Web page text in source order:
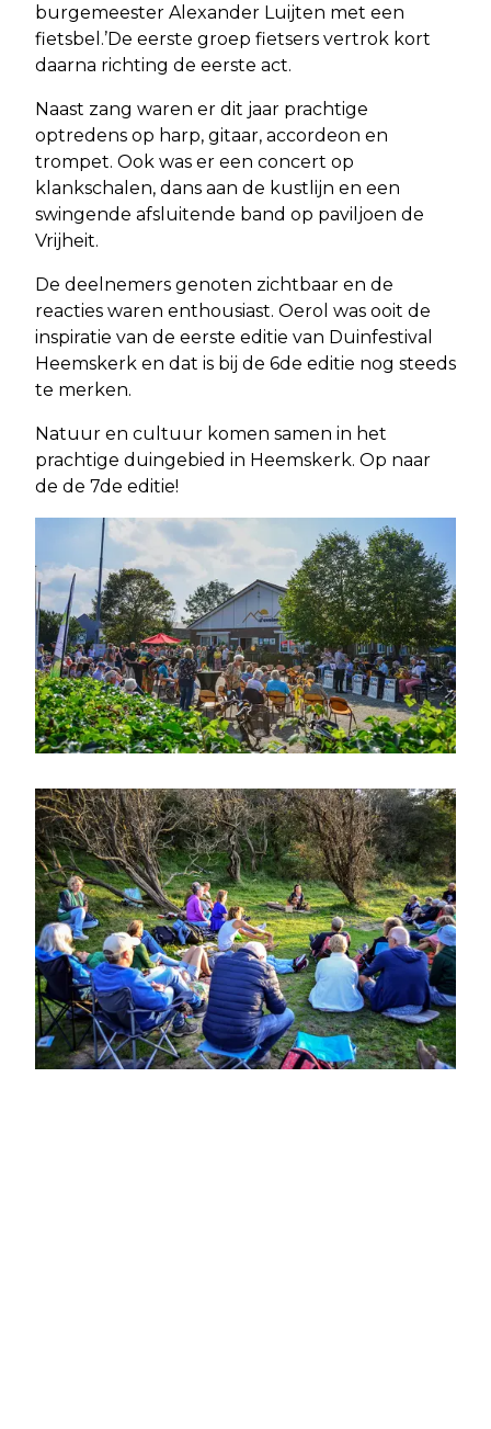
burgemeester Alexander Luijten met een
fietsbel.’De eerste groep fietsers vertrok kort
daarna richting de eerste act.
Naast zang waren er dit jaar prachtige
optredens op harp, gitaar, accordeon en
trompet. Ook was er een concert op
klankschalen, dans aan de kustlijn en een
swingende afsluitende band op paviljoen de
Vrijheit.
De deelnemers genoten zichtbaar en de
reacties waren enthousiast. Oerol was ooit de
inspiratie van de eerste editie van Duinfestival
Heemskerk en dat is bij de 6de editie nog steeds
te merken.
Natuur en cultuur komen samen in het
prachtige duingebied in Heemskerk. Op naar
de de 7de editie!